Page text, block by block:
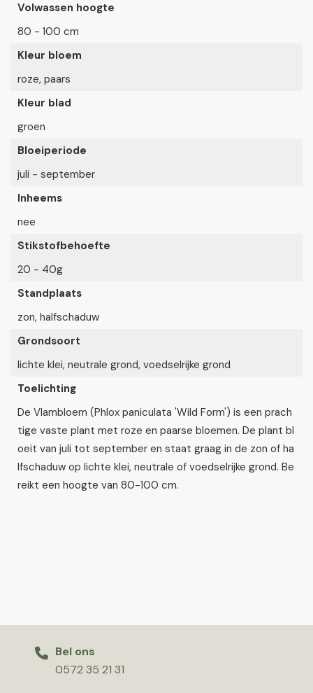
Volwassen hoogte
80 - 100 cm
Kleur bloem
roze, paars
Kleur blad
groen
Bloeiperiode
juli - september
Inheems
nee
Stikstofbehoefte
20 - 40g
Standplaats
zon, halfschaduw
Grondsoort
lichte klei, neutrale grond, voedselrijke grond
Toelichting
De Vlambloem (Phlox paniculata 'Wild Form') is een prach
tige vaste plant met roze en paarse bloemen. De plant bl
oeit van juli tot september en staat graag in de zon of ha
lfschaduw op lichte klei, neutrale of voedselrijke grond. Be
reikt een hoogte van 80-100 cm.
Bel ons
0572 35 21 31